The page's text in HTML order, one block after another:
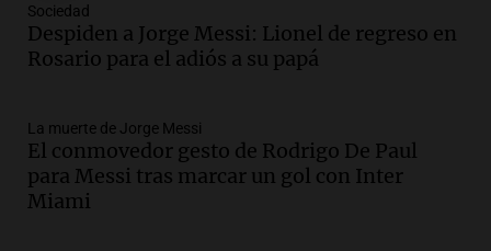
Audio.Messi llegará esta noche a
Rosario para acompañar a su familia
Episodios
Audio.Ley de Propiedad Privada: el revés
en el Congreso expuso una debilidad
comunicacional del Gobierno
Sociedad
Despiden a Jorge Messi: Lionel de regreso en
Rosario para el adiós a su papá
La muerte de Jorge Messi
El conmovedor gesto de Rodrigo De Paul
para Messi tras marcar un gol con Inter
Miami